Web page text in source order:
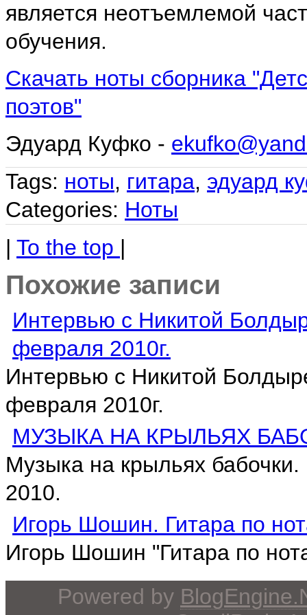
является неотъемлемой
обучения.
Скачать ноты сборника
поэтов"
Эдуард Куфко -
Tags: ноты, гитара, эдуард
Categories: Ноты
| To the top |
Похожие записи
Интервью с Никитой
февраля 2010г.
Интервью с Никитой
февраля 2010г.
МУЗЫКА НА КРЫЛЬЯХ
Музыка на крыльях
2010.
Игорь Шошин. Гитара по
Игорь Шошин "Гитара по
Powered by